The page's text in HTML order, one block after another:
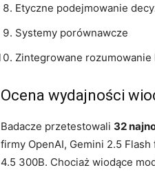
Etyczne podejmowanie
Systemy porównawcze
Zintegrowane rozumowanie
Ocena wydajności
Badacze przetestowali 32
firmy OpenAI, Gemini 2.5
4.5 300B. Chociaż wiodące